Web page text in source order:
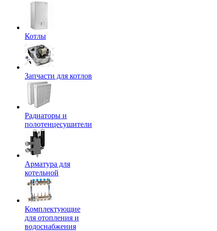
Котлы
Запчасти для котлов
Радиаторы и
полотенцесушители
Арматура для
котельной
Комплектующие
для отопления и
водоснабжения